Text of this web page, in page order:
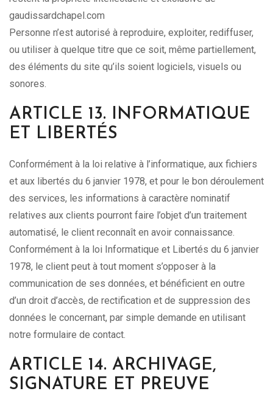
gaudissardchapel.com
Personne n’est autorisé à reproduire, exploiter, rediffuser,
ou utiliser à quelque titre que ce soit, même partiellement,
des éléments du site qu’ils soient logiciels, visuels ou
sonores.
ARTICLE 13. INFORMATIQUE
ET LIBERTÉS
Conformément à la loi relative à l’informatique, aux fichiers
et aux libertés du 6 janvier 1978, et pour le bon déroulement
des services, les informations à caractère nominatif
relatives aux clients pourront faire l’objet d’un traitement
automatisé, le client reconnaît en avoir connaissance.
Conformément à la loi Informatique et Libertés du 6 janvier
1978, le client peut à tout moment s’opposer à la
communication de ses données, et bénéficient en outre
d’un droit d’accès, de rectification et de suppression des
données le concernant, par simple demande en utilisant
notre formulaire de contact.
ARTICLE 14. ARCHIVAGE,
SIGNATURE ET PREUVE